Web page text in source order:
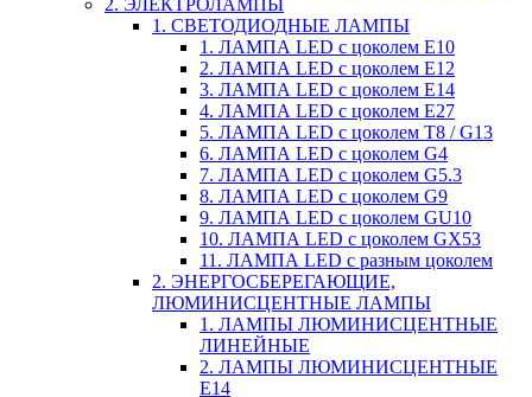
2. ЭЛЕКТРОЛАМПЫ
1. СВЕТОДИОДНЫЕ ЛАМПЫ
1. ЛАМПА LED c цоколем E10
2. ЛАМПА LED c цоколем E12
3. ЛАМПА LED c цоколем E14
4. ЛАМПА LED c цоколем E27
5. ЛАМПА LED c цоколем T8 / G13
6. ЛАМПА LED c цоколем G4
7. ЛАМПА LED c цоколем G5.3
8. ЛАМПА LED c цоколем G9
9. ЛАМПА LED c цоколем GU10
10. ЛАМПА LED c цоколем GX53
11. ЛАМПА LED c разным цоколем
2. ЭНЕРГОСБЕРЕГАЮЩИЕ,
ЛЮМИНИСЦЕНТНЫЕ ЛАМПЫ
1. ЛАМПЫ ЛЮМИНИСЦЕНТНЫЕ
ЛИНЕЙНЫЕ
2. ЛАМПЫ ЛЮМИНИСЦЕНТНЫЕ
E14